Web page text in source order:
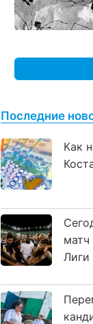
Последние
Как
матч
Лиги